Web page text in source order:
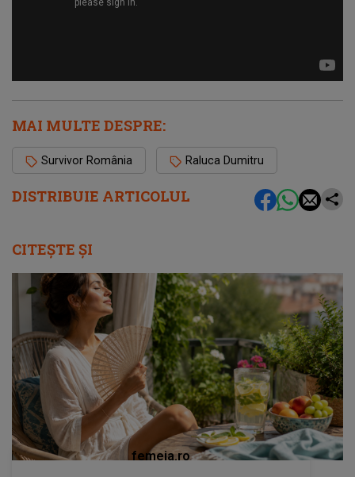
DISTRIBUIE ARTICOLUL
MAI MULTE DESPRE:
Survivor România Raluca Dumitru
CITEȘTE ȘI
femeia.ro